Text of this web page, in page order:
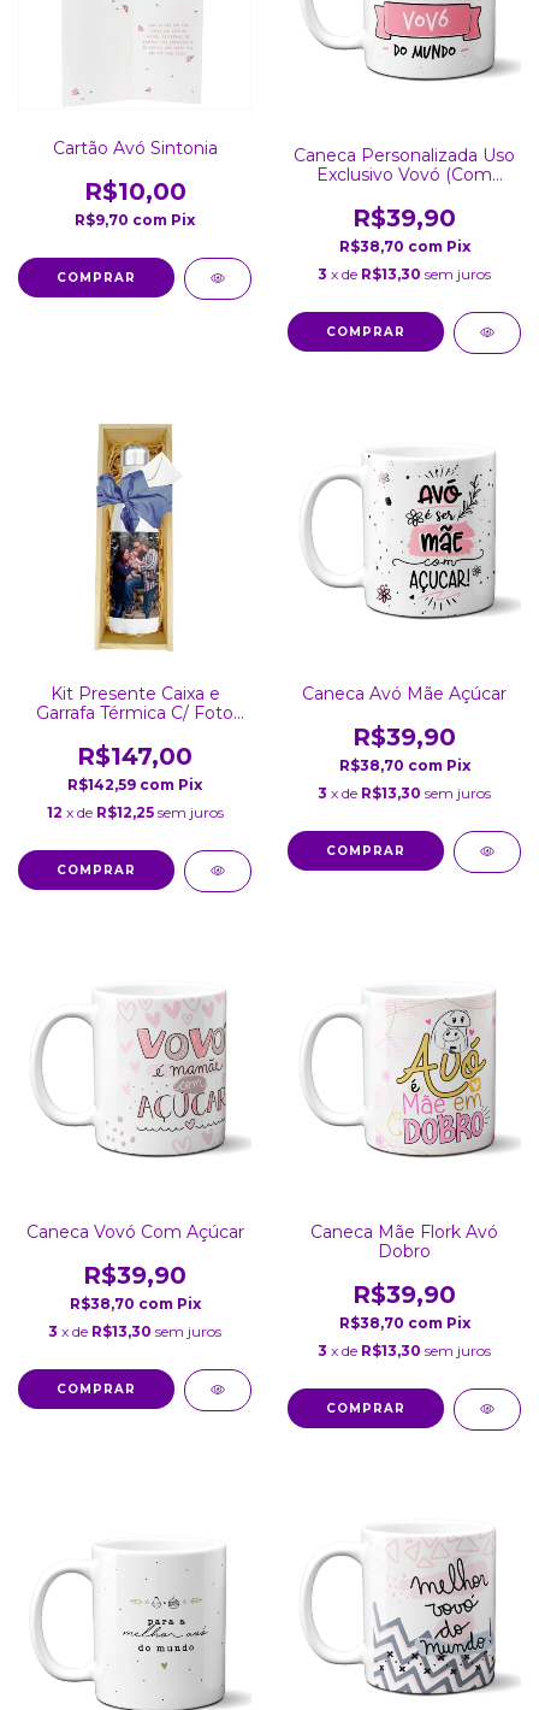
Cartão Avó Sintonia
R$10,00
R$9,70 com Pix
Caneca Personalizada Uso
Exclusivo Vovó (Com
R$39,90
R$38,70 com Pix
3 x de R$13,30 sem juros
COMPRAR
Kit Presente Caixa e
Garrafa Térmica C/ Foto
450Ml
R$147,00
R$142,59 com Pix
12 x de R$12,25 sem juros
Caneca Avó Mãe Açúcar
R$39,90
R$38,70 com Pix
3 x de R$13,30 sem juros
COMPRAR
Caneca Vovó Com Açúcar
R$39,90
R$38,70 com Pix
3 x de R$13,30 sem juros
COMPRAR
Caneca Mãe Flork Avó
Dobro
R$39,90
R$38,70 com Pix
3 x de R$13,30 sem juros
COMPRAR